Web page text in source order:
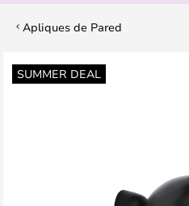
Apliques de Pared
SUMMER DEAL
Saltar
al